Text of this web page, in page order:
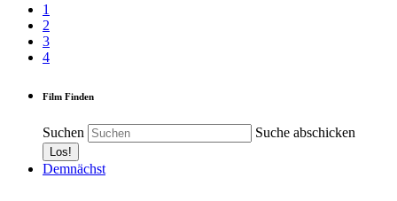
1
2
3
4
Film Finden
Suchen Suche abschicken
Demnächst